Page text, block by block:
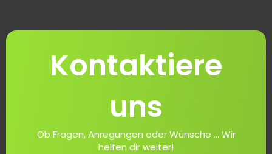
Kontaktiere
uns
Ob Fragen, Anregungen oder Wünsche ... Wir
helfen dir weiter!